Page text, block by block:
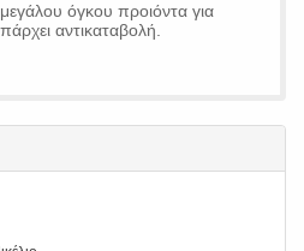
όγκου προιόντα για
αντικαταβολή.